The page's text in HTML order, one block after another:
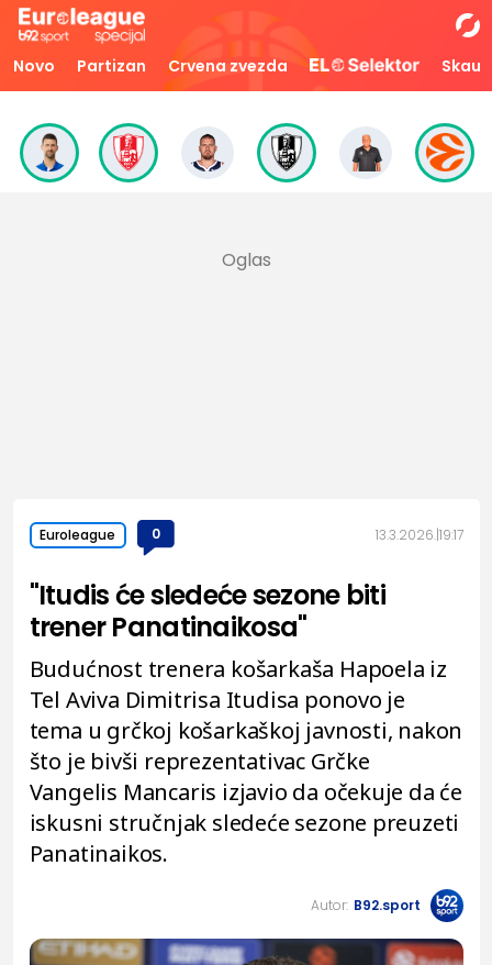
Novo Partizan Crvena zvezda Skaut
Euroleague 0 13.3.2026. 19:17
"Itudis će sledeće sezone biti
trener Panatinaikosa"
Budućnost trenera košarkaša Hapoela iz
Tel Aviva Dimitrisa Itudisa ponovo je
tema u grčkoj košarkaškoj javnosti, nakon
što je bivši reprezentativac Grčke
Vangelis Mancaris izjavio da očekuje da će
iskusni stručnjak sledeće sezone preuzeti
Panatinaikos.
Autor: B92.sport